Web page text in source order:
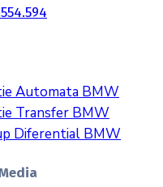
Automata BMW
Transfer BMW
Diferential BMW